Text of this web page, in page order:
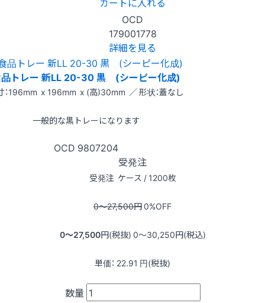
OCD
179001778
詳細を見る
トレー 新LL 20-30 黒 (シーピー化成)
：196mm x 196mm x (高)30mm ／ 形状：蓋なし
一般的な黒トレーになります
OCD 9807204
受発注
受発注 ケース / 1200枚
0〜27,500円0%OFF
0〜27,500円(税抜) 0〜30,250円(税込)
単価： 22.91 円(税抜)
数量